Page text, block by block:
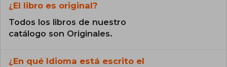
¿El libro es original?
Todos los libros de nuestro
catálogo son Originales.
¿En qué Idioma está escrito el